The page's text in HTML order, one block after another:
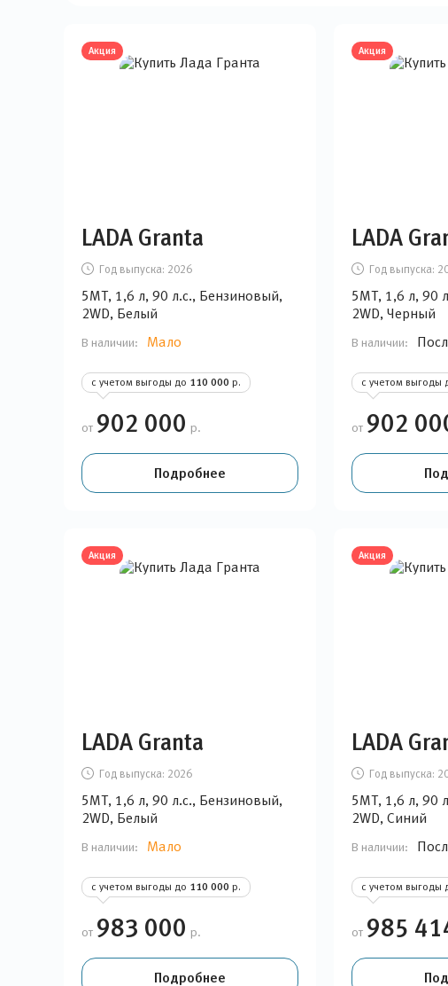
Акция
LADA Granta
Год выпуска: 2026
5MT, 1,6 л, 90 л.с., Бензиновый,
2WD, Белый
В наличии: Мало
с учетом выгоды до 110 000 р.
от 902 000 р.
Подробнее
Акция
LADA
Год выпуска:
5MT, 1,6 л, 90
2WD, Черный
В наличии:
с учетом выгоды
от 902
Акция
LADA Granta
Год выпуска: 2026
5MT, 1,6 л, 90 л.с., Бензиновый,
2WD, Белый
В наличии: Мало
с учетом выгоды до 110 000 р.
от 983 000 р.
Подробнее
Акция
LADA
Год выпуска:
5MT, 1,6 л, 90
2WD, Синий
В наличии:
с учетом выгоды
от 985